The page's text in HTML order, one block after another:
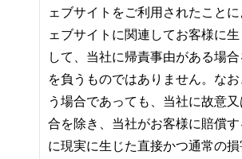
ェブサイトをご利用されたこと
ェブサイトに関連してお客様に
して、当社に帰責事由がある場
を負うものではありません。な
う場合であっても、当社に故意
合を除き、当社がお客様に賠償
に現実に生じた直接かつ通常の